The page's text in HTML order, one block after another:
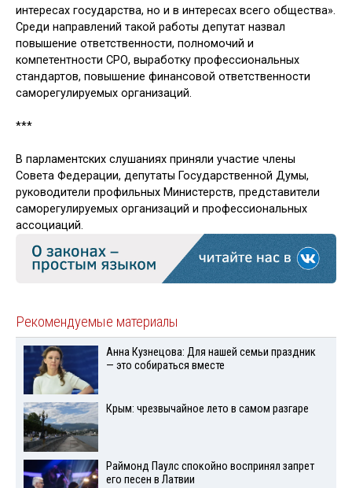
интересах государства, но и в интересах всего общества».
Среди направлений такой работы депутат назвал
повышение ответственности, полномочий и
компетентности СРО, выработку профессиональных
стандартов, повышение финансовой ответственности
саморегулируемых организаций.
***
В парламентских слушаниях приняли участие члены
Совета Федерации, депутаты Государственной Думы,
руководители профильных Министерств, представители
саморегулируемых организаций и профессиональных
ассоциаций.
Рекомендуемые материалы
Анна Кузнецова: Для нашей семьи праздник
— это собираться вместе
Крым: чрезвычайное лето в самом разгаре
Раймонд Паулс спокойно воспринял запрет
его песен в Латвии